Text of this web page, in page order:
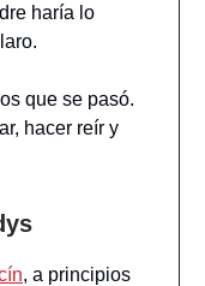
haría lo
que se pasó.
hacer reír y
, a principios